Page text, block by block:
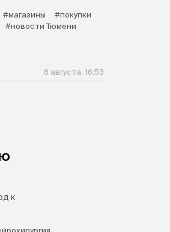
#магазины
#покупки
#новости Тюмени
8 августа, 16:53
к